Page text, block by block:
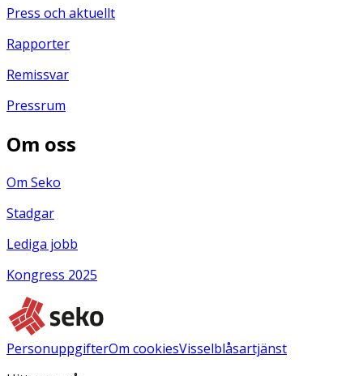
Press och aktuellt
Rapporter
Remissvar
Pressrum
Om oss
Om Seko
Stadgar
Lediga jobb
Kongress 2025
PersonuppgifterOm cookiesVisselblåsartjänst